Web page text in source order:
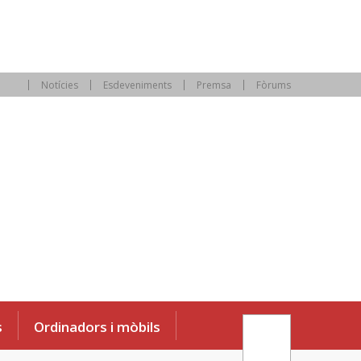
Notícies Esdeveniments Premsa Fòrums
Ordinadors i mòbils